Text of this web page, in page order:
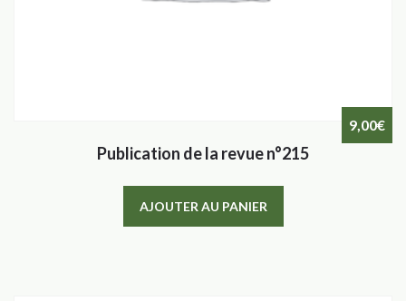
Publication de la revue n°215
9,00€
AJOUTER AU PANIER